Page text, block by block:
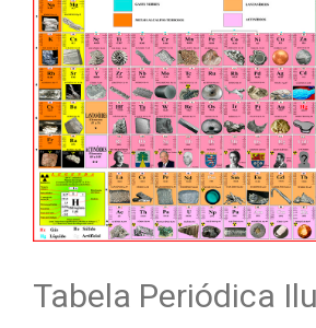
Tabela Periódica